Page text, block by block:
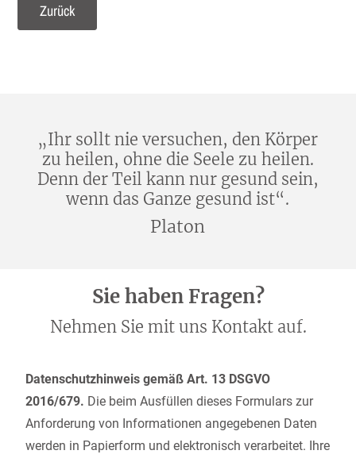
Zurück
„Ihr sollt nie versuchen, den Körper
zu heilen, ohne die Seele zu heilen.
Denn der Teil kann nur gesund sein,
wenn das Ganze gesund ist“.
Platon
Sie haben Fragen?
Nehmen Sie mit uns Kontakt auf.
Datenschutzhinweis gemäß Art. 13 DSGVO
2016/679. Die beim Ausfüllen dieses Formulars zur
Anforderung von Informationen angegebenen Daten
werden in Papierform und elektronisch verarbeitet. Ihre